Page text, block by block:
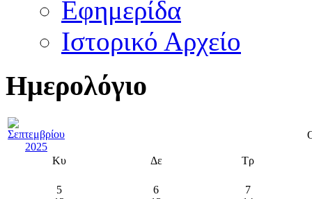
Εφημερίδα
Ιστορικό Αρχείο
Ημερολόγιο
Κυ Δε Τρ
5 6
7